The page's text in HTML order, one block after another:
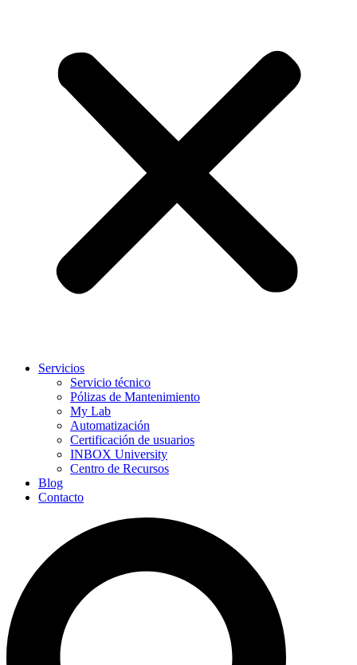
Servicios
Servicio técnico
Pólizas de Mantenimiento
My Lab
Automatización
Certificación de usuarios
INBOX University
Centro de Recursos
Blog
Contacto